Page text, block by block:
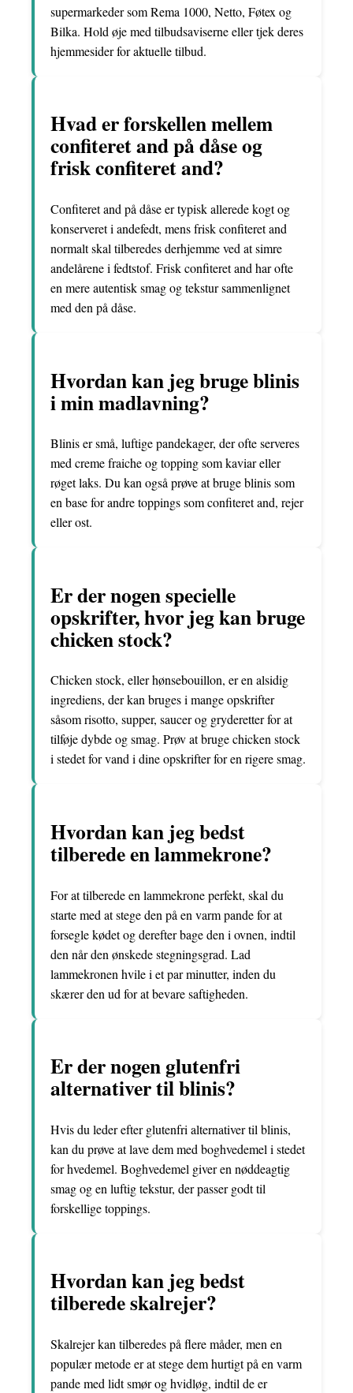
supermarkeder som Rema 1000, Netto, Føtex og
Bilka. Hold øje med tilbudsaviserne eller tjek deres
hjemmesider for aktuelle tilbud.
Hvad er forskellen mellem
confiteret and på dåse og
frisk confiteret and?
Confiteret and på dåse er typisk allerede kogt og
konserveret i andefedt, mens frisk confiteret and
normalt skal tilberedes derhjemme ved at simre
andelårene i fedtstof. Frisk confiteret and har ofte
en mere autentisk smag og tekstur sammenlignet
med den på dåse.
Hvordan kan jeg bruge blinis
i min madlavning?
Blinis er små, luftige pandekager, der ofte serveres
med creme fraiche og topping som kaviar eller
røget laks. Du kan også prøve at bruge blinis som
en base for andre toppings som confiteret and, rejer
eller ost.
Er der nogen specielle
opskrifter, hvor jeg kan bruge
chicken stock?
Chicken stock, eller hønsebouillon, er en alsidig
ingrediens, der kan bruges i mange opskrifter
såsom risotto, supper, saucer og gryderetter for at
tilføje dybde og smag. Prøv at bruge chicken stock
i stedet for vand i dine opskrifter for en rigere smag.
Hvordan kan jeg bedst
tilberede en lammekrone?
For at tilberede en lammekrone perfekt, skal du
starte med at stege den på en varm pande for at
forsegle kødet og derefter bage den i ovnen, indtil
den når den ønskede stegningsgrad. Lad
lammekronen hvile i et par minutter, inden du
skærer den ud for at bevare saftigheden.
Er der nogen glutenfri
alternativer til blinis?
Hvis du leder efter glutenfri alternativer til blinis,
kan du prøve at lave dem med boghvedemel i stedet
for hvedemel. Boghvedemel giver en nøddeagtig
smag og en luftig tekstur, der passer godt til
forskellige toppings.
Hvordan kan jeg bedst
tilberede skalrejer?
Skalrejer kan tilberedes på flere måder, men en
populær metode er at stege dem hurtigt på en varm
pande med lidt smør og hvidløg, indtil de er